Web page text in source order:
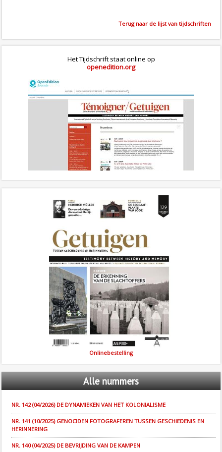
Terug naar de lijst van tijdschriften
Het Tijdschrift staat online op
openedition.org
Onlinebestelling
Allenummers
NR. 142 (04/2026) DE DYNAMIEKEN VAN HET KOLONIALISME
NR. 141 (10/2025) GENOCIDEN FOTOGRAFEREN TUSSEN GESCHIEDENIS EN
HERINNERING
NR. 140 (04/2025) DE BEVRIJDING VAN DE KAMPEN